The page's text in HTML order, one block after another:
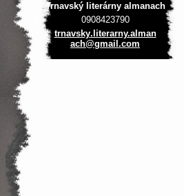
Trnavský literárny almanach
0908423790
trnavsky.literarny.alman
ach@gmai l.com